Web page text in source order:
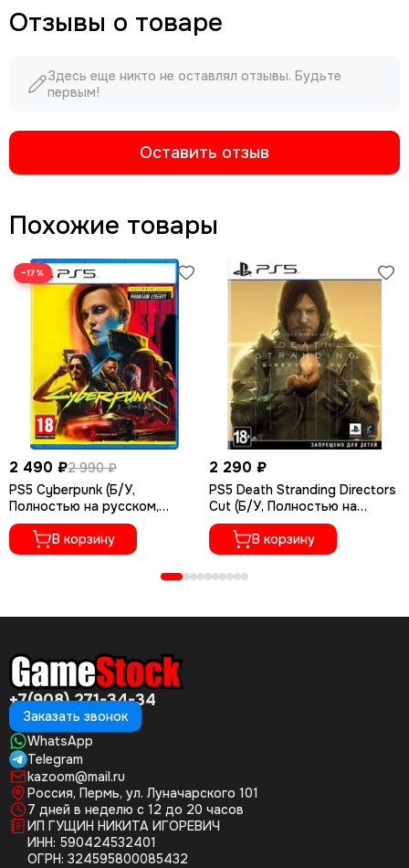
Отзывы о товаре
Здесь еще никто не оставлял отзывы. Будьте
первым!
Оставить отзыв
Похожие товары
−17%
2 490 ₽2 990 ₽
PS5 Cyberpunk (Б/У,
Полностью на русском,
PPSA-04027)
В корзину
2 290 ₽
PS5 Death Stranding Directors
Cut (Б/У, Полностью на
русском языке, PPSA-01968)
В корзину
+7(908) 271-34-34
Заказать звонок
WhatsApp
Telegram
kazoom@mail.ru
Россия, Пермь, ул. Луначарского 101
7 дней в неделю с 12 до 20 часов
ИП ГУЩИН НИКИТА ИГОРЕВИЧ
ИНН: 590424532401
ОГРН: 324595800085432